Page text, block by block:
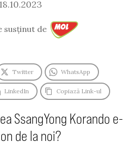
susținut de
Twitter WhatsApp
LinkedIn Copiază Link-ul
SsangYong Korando e-
de la noi?